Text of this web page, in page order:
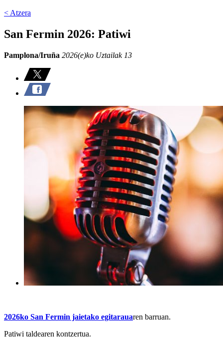
< Atzera
San Fermin 2026: Patiwi
Pamplona/Iruña 2026(e)ko Uztailak 13
2026ko San Fermin jaietako egitarauaren barruan.
Patiwi taldearen kontzertua.